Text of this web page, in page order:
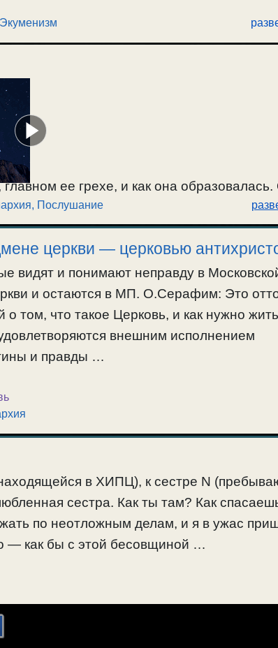
Экуменизм
ее грехе, и как она образовалась.
людей. Кому служит Московская
понятия о послушании, в древности и
, Послушание
церкви — церковью
видят и понимают неправду в
и остаются в МП. О.Серафим: Это
том, что такое Церковь, и как нужно
внешним исполнением
и правды …
в ХИПЦ), к сестре N
сестра. Как ты там? Как
по неотложным делам, и я в ужас
— как бы с этой бесовщиной …